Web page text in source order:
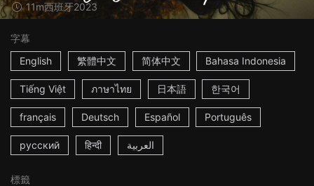
11m西班牙2023
字幕
English
繁體中文 简体中文 Bahasa Indonesia
Tiếng Việt ภาษาไทย 日本語 한국어
français Deutsch Español Português
русский हिन्दी العربية
標籤